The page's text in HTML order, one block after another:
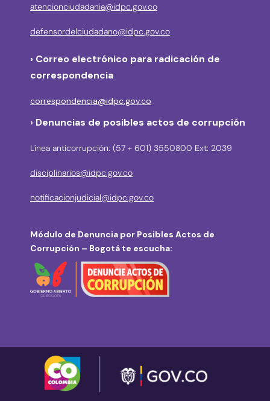
atencionciudadania@idpc.gov.co
defensordelciudadano@idpc.gov.co
› Correo electrónico para radicación de
correspondencia
correspondencia@idpc.gov.co
› Denuncias de posibles actos de corrupción
Línea anticorrupción: (57 + 601) 3550800 Ext: 2039
disciplinarios@idpc.gov.co
notificacionjudicial@idpc.gov.co
Módulo de Denuncia por Posibles Actos de
Corrupción – Bogotá te escucha: